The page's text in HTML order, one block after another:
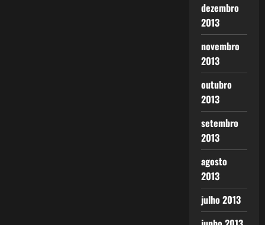
dezembro
2013
novembro
2013
outubro
2013
setembro
2013
agosto
2013
julho 2013